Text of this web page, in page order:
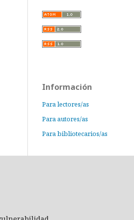
Información
Para lectores/as
Para autores/as
Para bibliotecarios/as